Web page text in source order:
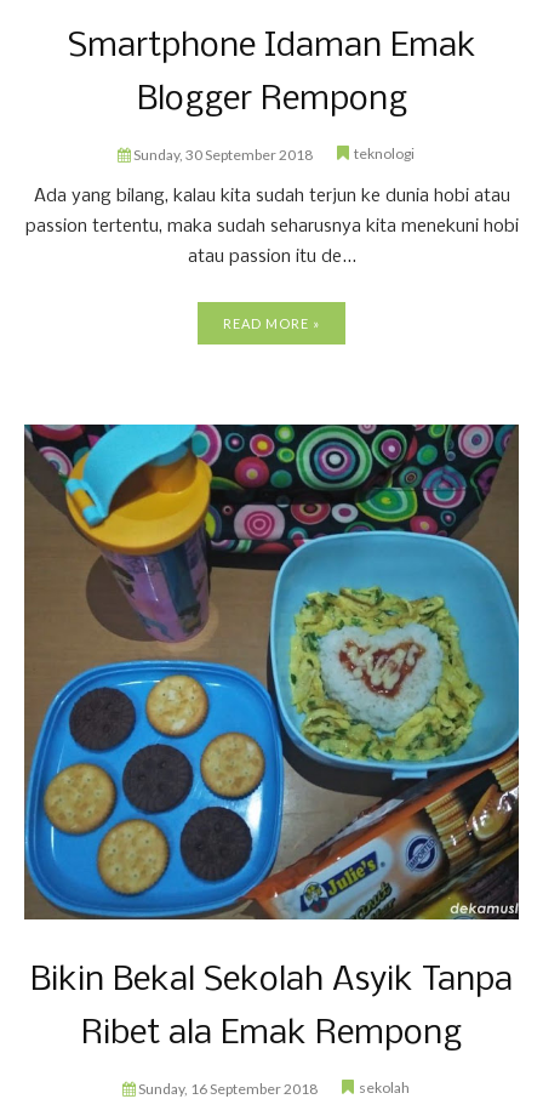
Smartphone Idaman Emak
Blogger Rempong
Sunday, 30 September 2018 teknologi
Ada yang bilang, kalau kita sudah terjun ke dunia hobi atau
passion tertentu, maka sudah seharusnya kita menekuni hobi
atau passion itu de...
READ MORE »
Bikin Bekal Sekolah Asyik Tanpa
Ribet ala Emak Rempong
Sunday, 16 September 2018 sekolah